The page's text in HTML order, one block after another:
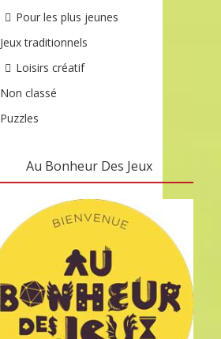
Pour les plus jeunes
Jeux traditionnels
Loisirs créatif
Non classé
Puzzles
Au Bonheur Des Jeux